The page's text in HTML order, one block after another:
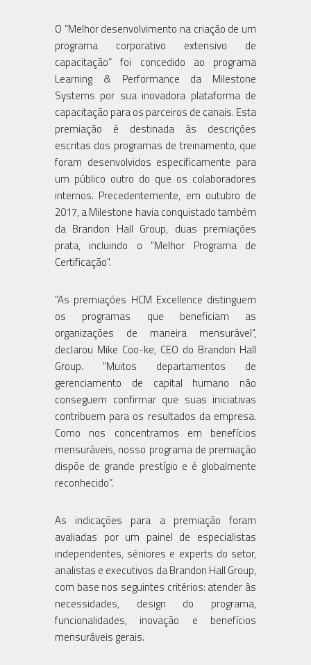
O “Melhor desenvolvimento na criação de um
programa corporativo extensivo de
capacitação” foi concedido ao programa
Learning & Performance da Milestone
Systems por sua inovadora plataforma de
capacitação para os parceiros de canais. Esta
premiação é destinada às descrições
escritas dos programas de treinamento, que
foram desenvolvidos especificamente para
um público outro do que os colaboradores
internos. Precedentemente, em outubro de
2017, a Milestone havia conquistado também
da Brandon Hall Group, duas premiações
prata, incluindo o "Melhor Programa de
Certificação".
"As premiações HCM Excellence distinguem
os programas que beneficiam as
organizações de maneira mensurável",
declarou Mike Coo-ke, CEO do Brandon Hall
Group. "Muitos departamentos de
gerenciamento de capital humano não
conseguem confirmar que suas iniciativas
contribuem para os resultados da empresa.
Como nos concentramos em benefícios
mensuráveis, nosso programa de premiação
dispõe de grande prestígio e é globalmente
reconhecido”.
As indicações para a premiação foram
avaliadas por um painel de especialistas
independentes, sêniores e experts do setor,
analistas e executivos da Brandon Hall Group,
com base nos seguintes critérios: atender às
necessidades, design do programa,
funcionalidades, inovação e benefícios
mensuráveis gerais.